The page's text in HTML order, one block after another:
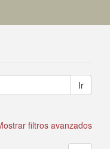
Ir
filtros avanzados